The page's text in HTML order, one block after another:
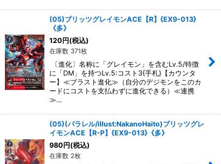
(05)ブリッツグレイモンACE【R】{EX9-013}
《多》
120 円(税込)
在庫数 371枚
〔進化〕名称に「グレイモン」を含むLv.5/特徴
に「DM」を持つLv.5:コスト3{手札}【カウンタ
ー】≪ブラスト進化≫（自分のデジモンをこのカ
ードにコストを支払わずに進化できる）≪連携
≫…
(05)(パラレル/illust:NakanoHaito)ブリッツグレ
イモンACE【R-P】{EX9-013}《多》
980 円(税込)
在庫数 2枚